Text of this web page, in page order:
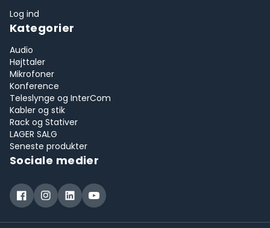
Log ind
Kategorier
Audio
Højttaler
Mikrofoner
Konference
Teleslynge og InterCom
Kabler og stik
Rack og Stativer
LAGER SALG
Seneste produkter
Sociale medier